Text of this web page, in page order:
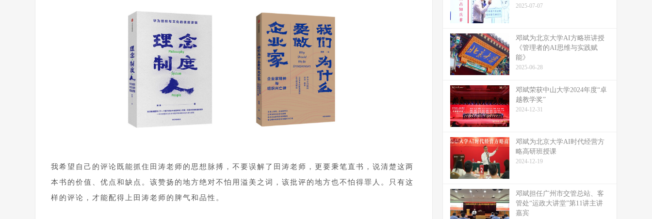
我希望自己的评论既能抓住田涛老师的思想脉搏，不要误解了田涛老师，更要秉笔直书，说清楚这两
本书的价值、优点和缺点。该赞扬的地方绝对不怕用溢美之词，该批评的地方也不怕得罪人。只有这
样的评论，才能配得上田涛老师的脾气和品性。
2025-07-07
邓斌为北京大学AI方略班讲授
《管理者的AI思维与实践赋
能》
2025-06-28
邓斌荣获中山大学2024年度“卓
越教学奖”
2024-12-31
邓斌为北京大学AI时代经营方
略高研班授课
2024-12-19
邓斌担任广州市交管总站、客
管处“运政大讲堂”第11讲主讲
嘉宾